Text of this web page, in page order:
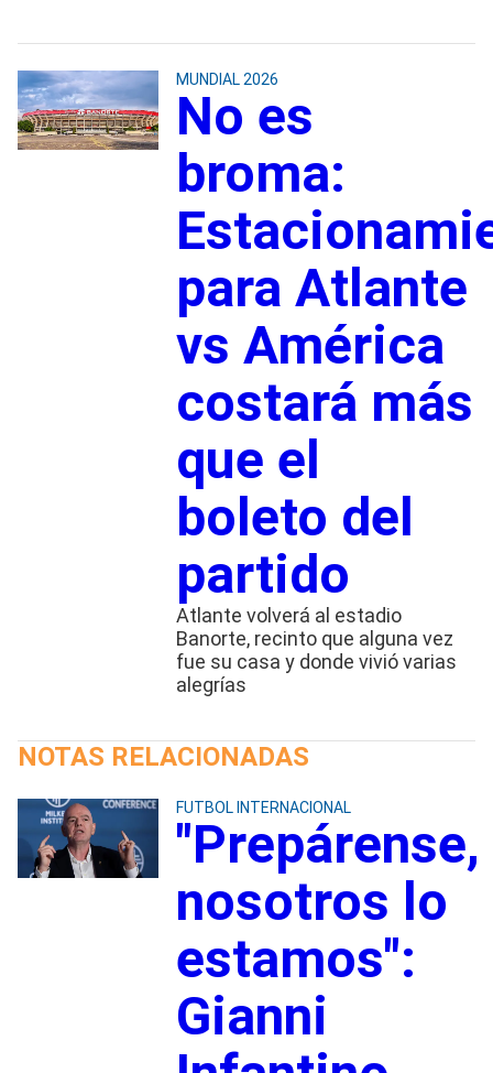
MUNDIAL 2026
No es
broma:
para Atlante
vs América
costará más
que el
boleto del
partido
Atlante volverá al estadio
Banorte, recinto que alguna vez
fue su casa y donde vivió varias
alegrías
NOTAS RELACIONADAS
FUTBOL INTERNACIONAL
"Prepárense,
nosotros lo
estamos":
Gianni